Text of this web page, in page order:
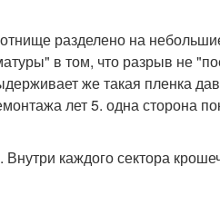
разделено на
в том, что разрыв не
же такая пленка
лет 5. одна сторона
каждого сектора